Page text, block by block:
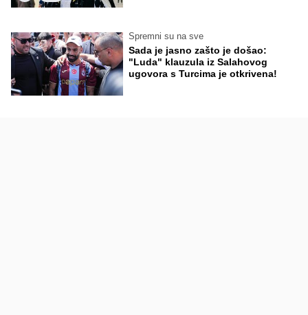
Spremni su na sve
Sada je jasno zašto je došao:
"Luda" klauzula iz Salahovog
ugovora s Turcima je otkrivena!